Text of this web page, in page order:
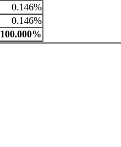
0.146%
0.146%
100.000%